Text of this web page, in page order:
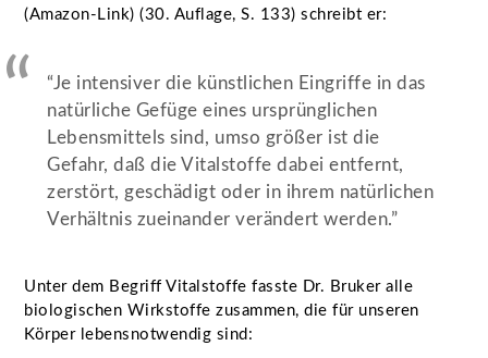
(Amazon-Link) (30. Auflage, S. 133) schreibt er:
“Je intensiver die künstlichen Eingriffe in das
natürliche Gefüge eines ursprünglichen
Lebensmittels sind, umso größer ist die
Gefahr, daß die Vitalstoffe dabei entfernt,
zerstört, geschädigt oder in ihrem natürlichen
Verhältnis zueinander verändert werden.”
Unter dem Begriff Vitalstoffe fasste Dr. Bruker alle
biologischen Wirkstoffe zusammen, die für unseren
Körper lebensnotwendig sind: